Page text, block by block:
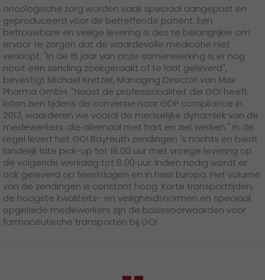
oncologische zorg worden vaak speciaal aangepast en
geproduceerd voor de betreffende patiënt. Een
betrouwbare en veilige levering is des te belangrijker om
ervoor te zorgen dat de waardevolle medicatie niet
verloopt. "In de 15 jaar van onze samenwerking is er nog
nooit een zending zoekgeraakt of te laat geleverd",
bevestigt Michael Kretzer, Managing Director van Max
Pharma GmbH. "Naast de professionaliteit die GO! heeft
laten zien tijdens de conversie naar GDP compliance in
2013, waarderen we vooral de menselijke dynamiek van de
medewerkers, die allemaal met hart en ziel werken." In de
regel levert het GO! Bayreuth zendingen 's nachts en biedt
landelijk late pick-up tot 18.00 uur met vroege levering op
de volgende werkdag tot 8.00 uur. Indien nodig wordt er
ook geleverd op feestdagen en in heel Europa. Het volume
van de zendingen is constant hoog. Korte transporttijden,
de hoogste kwaliteits- en veiligheidsnormen en speciaal
opgeleide medewerkers zijn de basisvoorwaarden voor
farmaceutische transporten bij GO!